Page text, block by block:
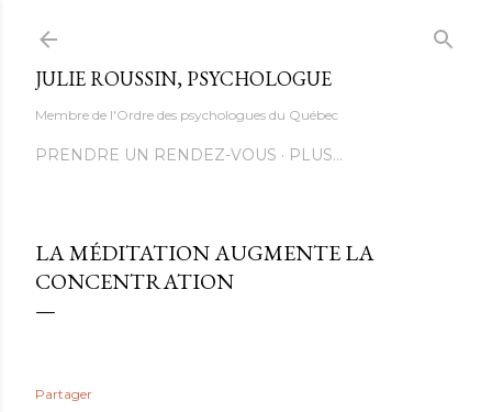
JULIE ROUSSIN, PSYCHOLOGUE
Membre de l'Ordre des psychologues du Québec
PRENDRE UN RENDEZ-VOUS PLUS…
LA MÉDITATION AUGMENTE LA
CONCENTRATION
Partager